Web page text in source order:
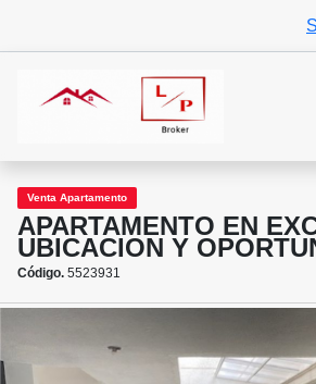
Venta Apartamento
APARTAMENTO EN
UBICACION Y
Código. 5523931